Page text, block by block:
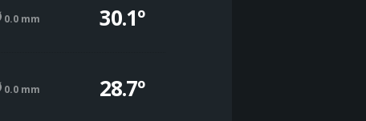
0.0 mm 30.1º
0.0 mm 28.7º